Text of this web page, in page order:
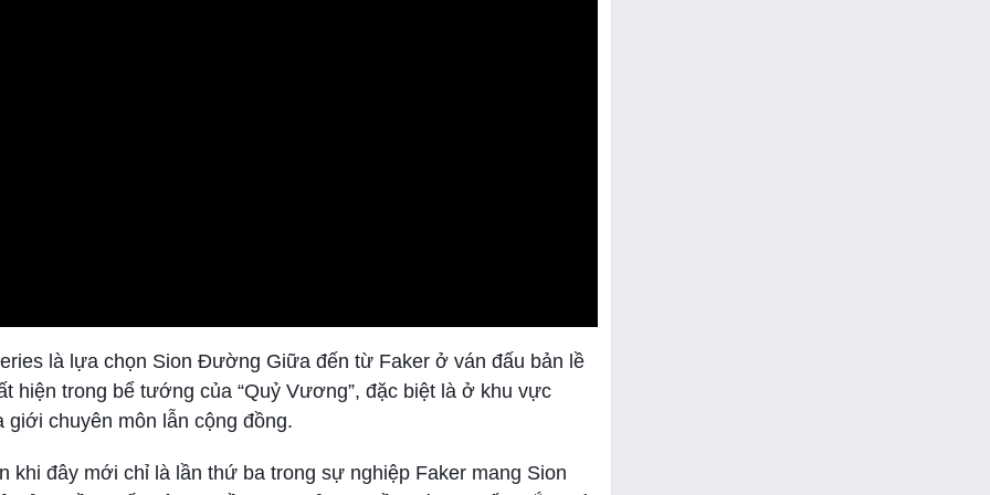
là lựa chọn Sion Đường Giữa đến từ Faker ở ván đấu bản lề
trong bể tướng của “Quỷ Vương”, đặc biệt là ở khu vực
chuyên môn lẫn cộng đồng.
khi đây mới chỉ là lần thứ ba trong sự nghiệp Faker mang Sion